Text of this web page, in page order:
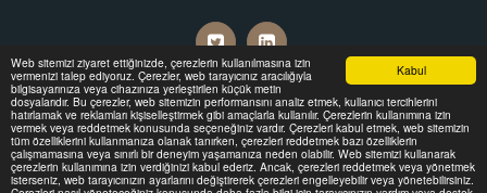
Kabul
Web sitemizi ziyaret ettiğinizde, çerezlerin kullanılmasına izin
vermenizi talep ediyoruz. Çerezler, web tarayıcınız aracılığıyla
bilgisayarınıza veya cihazınıza yerleştirilen küçük metin
dosyalarıdır. Bu çerezler, web sitemizin performansını analiz etmek, kullanıcı tercihlerini
hatırlamak ve reklamları kişiselleştirmek gibi amaçlarla kullanılır. Çerezlerin kullanımına izin
vermek veya reddetmek konusunda seçeneğiniz vardır. Çerezleri kabul etmek, web sitemizin
tüm özelliklerini kullanmanıza olanak tanırken, çerezleri reddetmek bazı özelliklerin
çalışmamasına veya sınırlı bir deneyim yaşamanıza neden olabilir. Web sitemizi kullanarak
çerezlerin kullanımına izin verdiğinizi kabul ederiz. Ancak, çerezleri reddetmek veya yönetmek
isterseniz, web tarayıcınızın ayarlarını değiştirerek çerezleri engelleyebilir veya yönetebilirsiniz.
Anasayfa Bu Sitede Hizmetler
ABONE OLUN